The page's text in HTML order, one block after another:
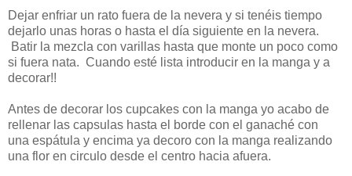
Dejar enfriar un rato fuera de la nevera y si tenéis tiempo
dejarlo unas horas o hasta el día siguiente en la nevera.
Batir la mezcla con varillas hasta que monte un poco como
si fuera nata. Cuando esté lista introducir en la manga y a
decorar!!
Antes de decorar los cupcakes con la manga yo acabo de
rellenar las capsulas hasta el borde con el ganaché con
una espátula y encima ya decoro con la manga realizando
una flor en circulo desde el centro hacia afuera.